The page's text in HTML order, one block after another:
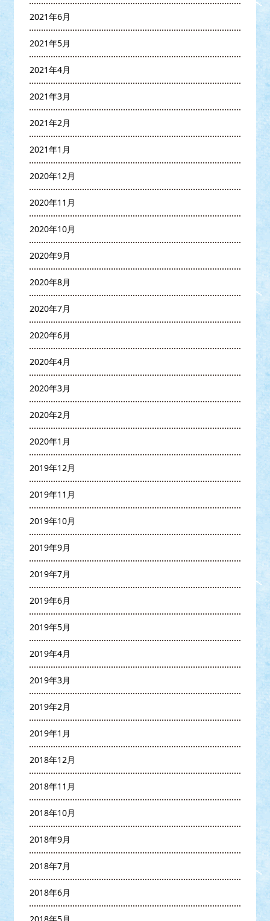
2021年6月
2021年5月
2021年4月
2021年3月
2021年2月
2021年1月
2020年12月
2020年11月
2020年10月
2020年9月
2020年8月
2020年7月
2020年6月
2020年4月
2020年3月
2020年2月
2020年1月
2019年12月
2019年11月
2019年10月
2019年9月
2019年7月
2019年6月
2019年5月
2019年4月
2019年3月
2019年2月
2019年1月
2018年12月
2018年11月
2018年10月
2018年9月
2018年7月
2018年6月